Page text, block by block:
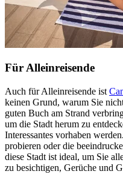
Für Alleinreisende
Auch für Alleinreisende ist
keinen Grund, warum Sie
guten Buch am Strand
um die Stadt herum zu
Interessantes vorhaben
probieren oder die
diese Stadt ist ideal, um Sie
zu besichtigen, Gerüche und